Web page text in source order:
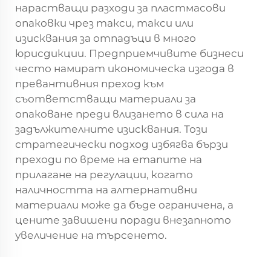
нарастващи разходи за пластмасови
опаковки чрез такси, такси или
изисквания за отпадъци в много
юрисдикции. Предприемчивите бизнеси
често намират икономическа изгода в
превантивния преход към
съответстващи материали за
опаковане преди влизането в сила на
задължителните изисквания. Този
стратегически подход избягва бързи
преходи по време на етапите на
прилагане на регулации, когато
наличността на алтернативни
материали може да бъде ограничена, а
цените завишени поради внезапното
увеличение на търсенето.